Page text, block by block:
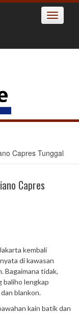
Toggle
Capres Tunggal
Capres
kembali
di kawasan
Bagaimana tidak,
baliho lengkap
blankon.
kain batik dan